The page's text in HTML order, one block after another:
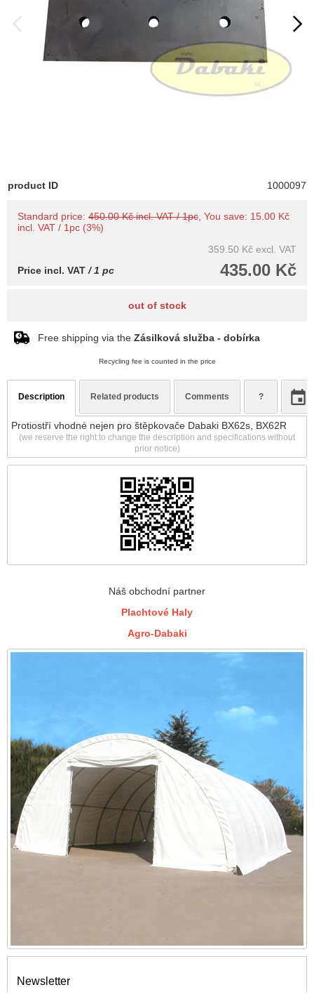
Náš obchodní partner
Plachtové Haly
Agro-Dabaki
product ID 1000097
Standard price: 450.00 Kč incl. VAT / 1pc , You save: 15.00 Kč
incl. VAT / 1pc (3%)
359.50 Kč excl. VAT
435.00 Kč
Price incl. VAT / 1 pc
out of stock
Free shipping via the Zásilková služba - dobírka
Recycling fee is counted in the price
Description Related products Comments ?
Protiostří vhodné nejen pro štěpkovače Dabaki BX62s, BX62R
(we reserve the right to change the description and specifications without
prior notice)
Newsletter